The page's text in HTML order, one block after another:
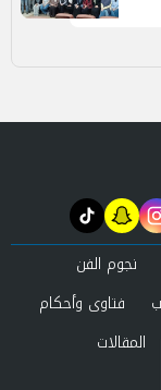
instagram
snapchat
tiktok
نجوم الفن
فتاوى وأحكام
المقالات